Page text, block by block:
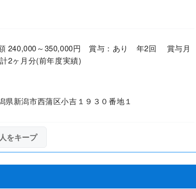
240,000～350,000円 賞与：あり 年2回 賞与月
2ヶ月分(前年度実績)
県新潟市西蒲区小吉１９３０番地１
をキープ